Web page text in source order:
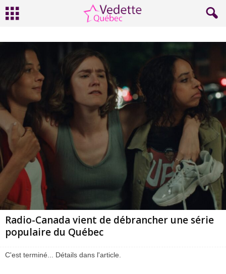
Radio-Canada vient de débrancher une série
populaire du Québec
C'est terminé... Détails dans l'article.